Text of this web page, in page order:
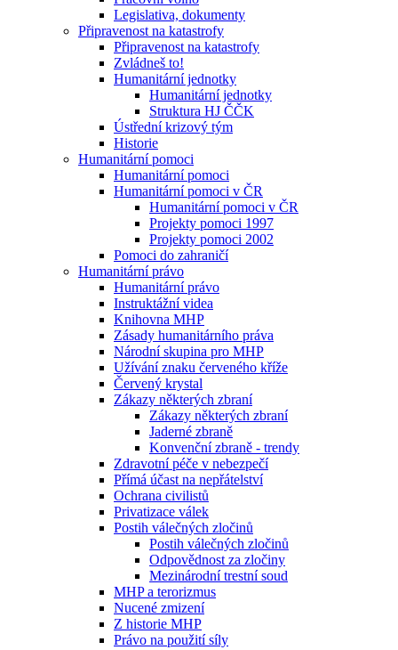
Legislativa, dokumenty
Připravenost na katastrofy
Připravenost na katastrofy
Zvládneš to!
Humanitární jednotky
Humanitární jednotky
Struktura HJ ČČK
Ústřední krizový tým
Historie
Humanitární pomoci
Humanitární pomoci
Humanitární pomoci v ČR
Humanitární pomoci v ČR
Projekty pomoci 1997
Projekty pomoci 2002
Pomoci do zahraničí
Humanitární právo
Humanitární právo
Instruktážní videa
Knihovna MHP
Zásady humanitárního práva
Národní skupina pro MHP
Užívání znaku červeného kříže
Červený krystal
Zákazy některých zbraní
Zákazy některých zbraní
Jaderné zbraně
Konvenční zbraně - trendy
Zdravotní péče v nebezpečí
Přímá účast na nepřátelství
Ochrana civilistů
Privatizace válek
Postih válečných zločinů
Postih válečných zločinů
Odpovědnost za zločiny
Mezinárodní trestní soud
MHP a terorizmus
Nucené zmizení
Z historie MHP
Právo na použití síly